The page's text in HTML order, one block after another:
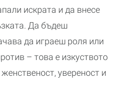
искрата и да внесе
Да бъдеш
да играеш роля или
– това е изкуството
увереност и